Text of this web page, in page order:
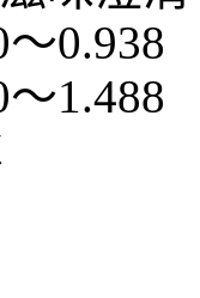
～0.938
～1.488